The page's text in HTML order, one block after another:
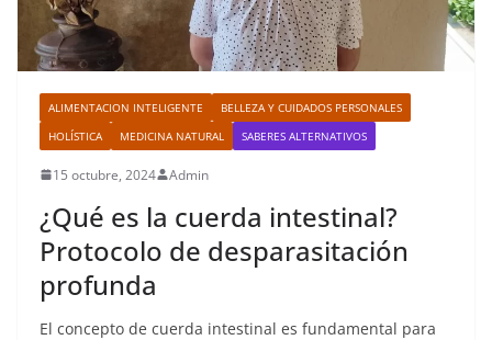
ALIMENTACION INTELIGENTE
BELLEZA Y CUIDADOS PERSONALES
HOLÍSTICA
MEDICINA NATURAL SABERES ALTERNATIVOS
15 octubre, 2024 Admin
¿Qué es la cuerda intestinal?
Protocolo de desparasitación
profunda
El concepto de cuerda intestinal es fundamental para